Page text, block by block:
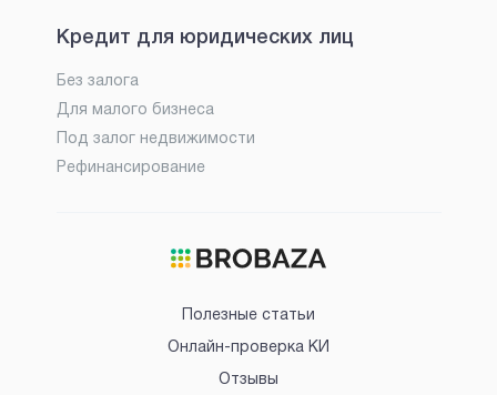
Кредит для юридических лиц
Без залога
Для малого бизнеса
Под залог недвижимости
Рефинансирование
Полезные статьи
Онлайн-проверка КИ
Отзывы